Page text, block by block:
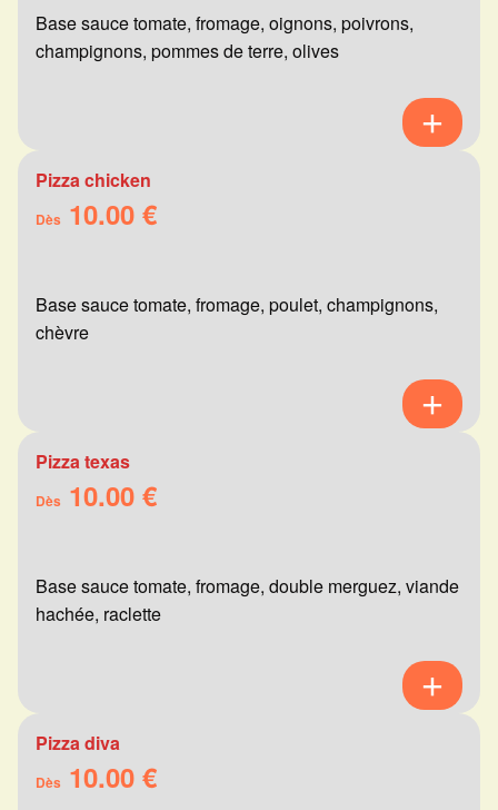
Base sauce tomate, fromage, oignons, poivrons,
champignons, pommes de terre, olives
Pizza chicken
Dès 10.00 €
Base sauce tomate, fromage, poulet, champignons,
chèvre
Pizza texas
Dès 10.00 €
Base sauce tomate, fromage, double merguez, viande
hachée, raclette
Pizza diva
Dès 10.00 €